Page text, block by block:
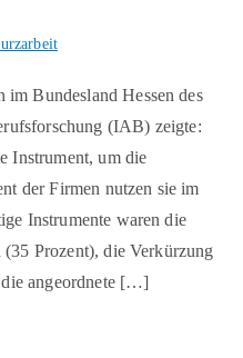
Bundesland Hessen des
(IAB) zeigte:
Instrument, um die
der Firmen nutzen sie im
Instrumente waren die
Prozent), die Verkürzung
die angeordnete […]